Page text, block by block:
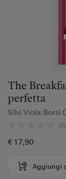
The
perfetta
Silvi Viola;Borsi
(0)
€ 17,90
Aggiungi